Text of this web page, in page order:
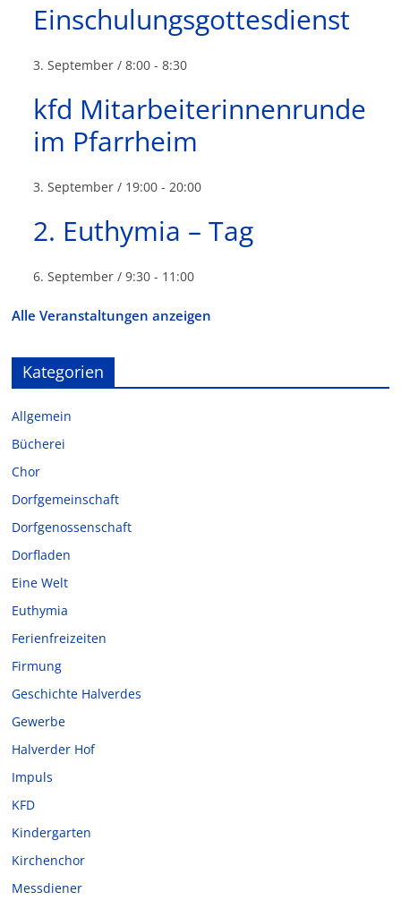
Einschulungsgottesdienst
3. September / 8:00 -8:30
kfd Mitarbeiterinnenrunde
im Pfarrheim
3. September / 19:00 -20:00
2. Euthymia – Tag
6. September / 9:30 - 11:00
Alle Veranstaltungen anzeigen
Kategorien
Allgemein
Bücherei
Chor
Dorfgemeinschaft
Dorfgenossenschaft
Dorfladen
Eine Welt
Euthymia
Ferienfreizeiten
Firmung
Geschichte Halverdes
Gewerbe
Halverder Hof
Impuls
KFD
Kindergarten
Kirchenchor
Messdiener